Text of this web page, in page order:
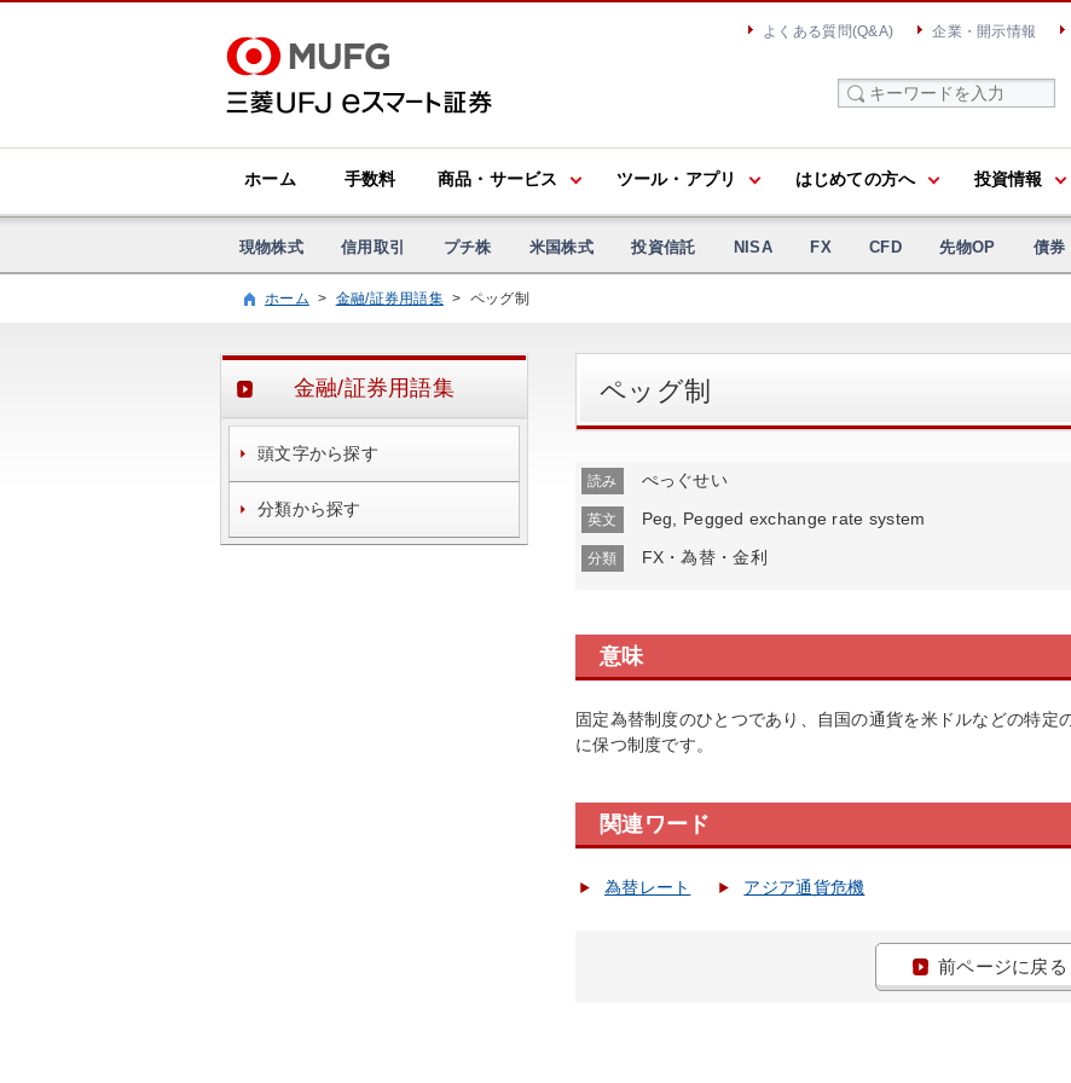
よくある質問(Q&A) 企業・開示情報
ホーム 手数料 商品・サービス ツール・アプリ はじめての方へ 投資情報
現物株式 信用取引 プチ株 米国株式 投資信託 NISA FX CFD 先物OP 債券
ホーム > 金融/証券用語集 > ペッグ制
ペッグ制
読み ぺっぐせい
英文 Peg, Pegged exchange rate system
分類 FX・為替・金利
意味
固定為替制度のひとつであり、自国の通貨を米ドルなどの特定
に保つ制度です。
関連ワード
為替レート アジア通貨危機
前ページに戻る
金融/証券用語集
頭文字から探す
分類から探す